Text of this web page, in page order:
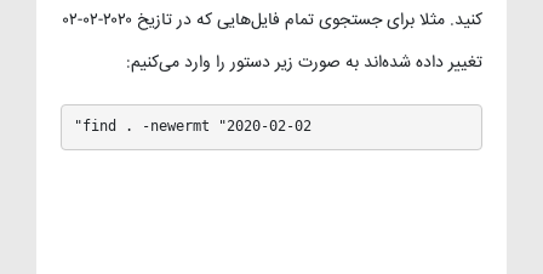
کنید. مثلا برای جستجوی تمام فایل‌هایی که در تازیخ ۲۰۲۰-۰۲-۰۲
تغییر داده شده‌اند به صورت زیر دستور را وارد می‌کنیم:
"find . -newermt "2020-02-02